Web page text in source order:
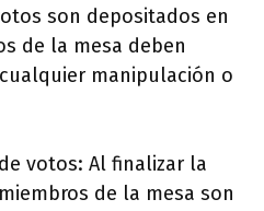
son depositados en
de la mesa deben
manipulación o
votos: Al finalizar la
de la mesa son